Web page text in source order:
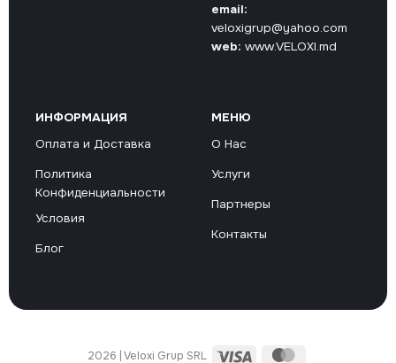
email:
veloxigrup@yahoo.com
web: www.VELOXI.md
ИНФОРМАЦИЯ
Оплата и Доставка
Политика
Конфиденциальности
Условия
Блог
МЕНЮ
О Нас
Услуги
Партнеры
Контакты
2026 | Veloxi Grup SRL Visa